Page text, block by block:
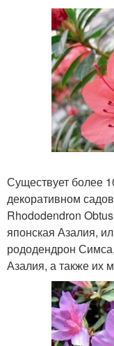
Существует более
декоративном
Rhododendron
японская Азалия,
рододендрон
Азалия, а также их